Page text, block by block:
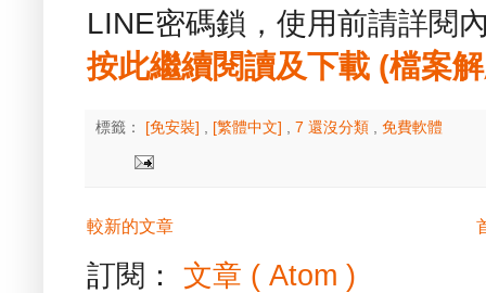
LINE密碼鎖，使用前請詳閱
按此繼續閱讀及下載 (檔案
標籤： [免安裝] [繁體中文] 7 還沒分類 免費軟體
較新的文章
訂閱： 文章 ( Atom )